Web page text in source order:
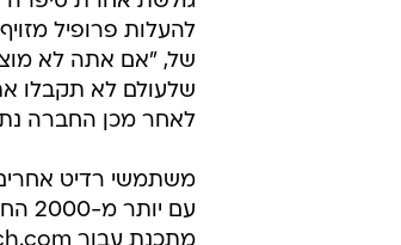
לאחר מכן החברה
משתמשי רדיט
עם